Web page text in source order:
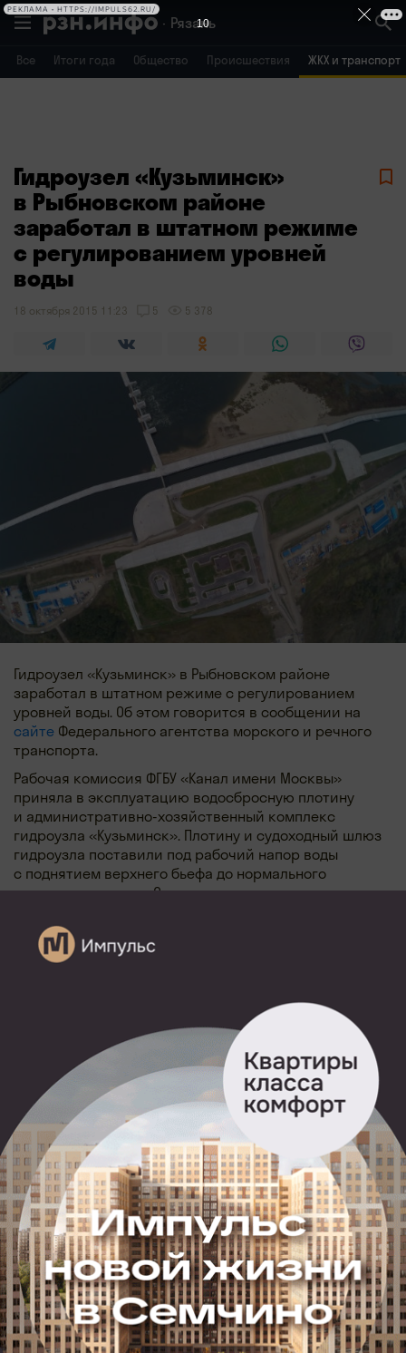
Рязань
Все Итоги года Общество Происшествия ЖКХ и транспорт
Воронеж Брянск
Гидроузел «Кузьминск»
в Рыбновском районе
заработал в штатном режиме
с регулированием уровней
воды
18 октября 2015 11:23 5 5 378
Гидроузел «Кузьминск» в Рыбновском районе
заработал в штатном режиме с регулированием
уровней воды. Об этом говорится в сообщении на
сайте Федерального агентства морского и речного
транспорта.
Рабочая комиссия ФГБУ «Канал имени Москвы»
приняла в эксплуатацию водосбросную плотину
и административно-хозяйственный комплекс
гидроузла «Кузьминск». Плотину и судоходный шлюз
гидроузла поставили под рабочий напор воды
с поднятием верхнего бьефа до нормального
подпорного уровня. С этого момента гидроузел начал
уровней воды для обеспечения судоходства.
После проведения необходимых испытаний
затворы плотины перевели в режим обеспечения
необходимых расходов воды в нижнем бьефе
гидроузла. Завершение этого этапа работ позволит
приступить к демонтажу старого гидроузла
«Кузьминск», построенного 102 года назад, и начать
реконструкцию гидроузла «Белоомут»,
расположенного в 50 км выше по течению.
«Реконструкция гидроузлов даст импульс
увеличению не только объемов речных
грузоперевозок, но и развитию туристической
отрасли. В Коломну, Константиново и Рязань туристы
смогут прибывать на теплоходах», — говорится
в сообщении.
Напомним, рабочее движение по новому гидроузлу
«Кузьминск"открыли 26 июня. Тогда закончили
первую очередь строительства, которая обеспечила
проходимость для некоторых маломерных видов
10
РЕКЛАМА • HTTPS://IMPULS62.RU/